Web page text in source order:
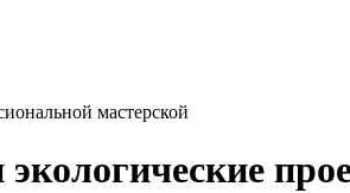
мастерской